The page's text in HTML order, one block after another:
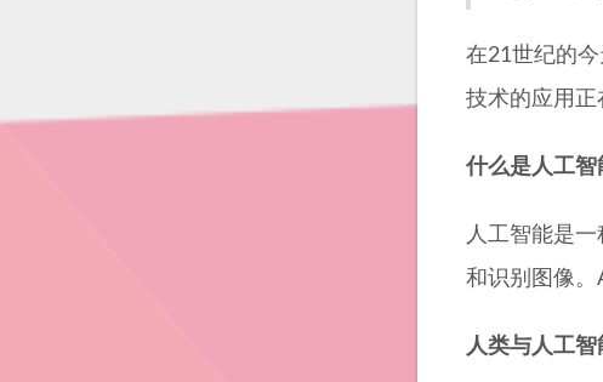
在21世纪的
技术的应用正
什么是人工智
人工智能是
和识别图像。
人类与人工